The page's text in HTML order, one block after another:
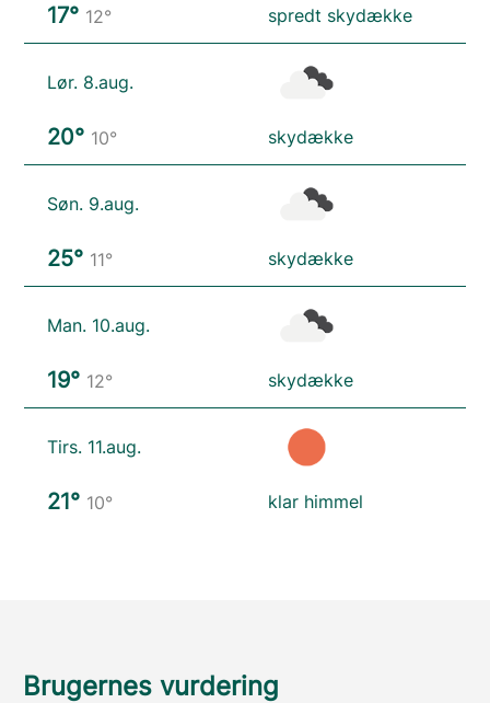
17° 12° spredt skydække
Lør. 8.aug.
20° 10° skydække
Søn. 9.aug.
25° 11° skydække
Man. 10.aug.
19° 12° skydække
Tirs. 11.aug.
21° 10° klar himmel
Brugernes vurdering